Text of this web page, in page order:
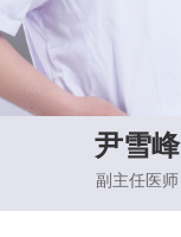
尹雪峰
副主任医师